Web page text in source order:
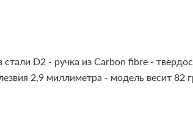
стали D2 - ручка из Carbon fibre -
2,9 миллиметра - модель весит 82